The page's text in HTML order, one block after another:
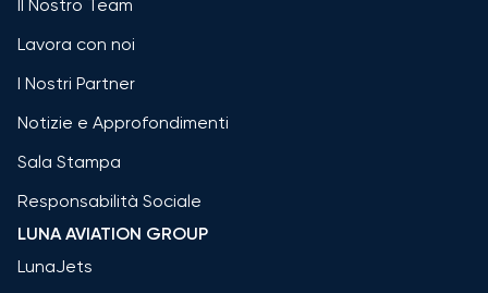
Il Nostro Team
Lavora con noi
I Nostri Partner
Notizie e Approfondimenti
Sala Stampa
Responsabilità Sociale
LUNA AVIATION GROUP
LunaJets